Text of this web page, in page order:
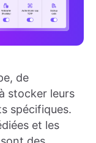
de
stocker leurs
spécifiques.
et les